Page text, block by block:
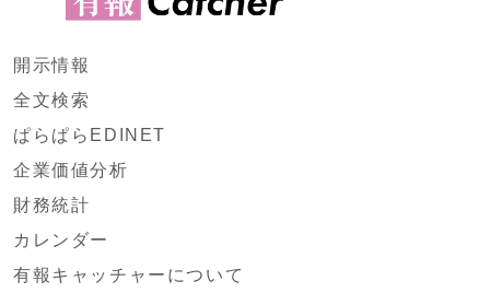
開示情報
全文検索
ぱらぱらEDINET
企業価値分析
財務統計
カレンダー
有報キャッチャーについて